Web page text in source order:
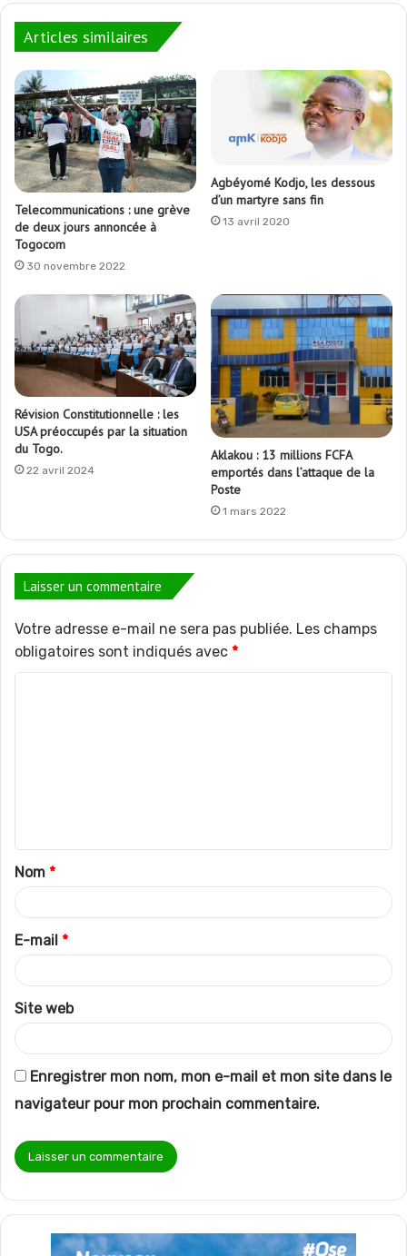
Articles similaires
Telecommunications : une grève
de deux jours annoncée à
Togocom
30 novembre 2022
Agbéyomé Kodjo, les dessous
d’un martyre sans fin
13 avril 2020
Révision Constitutionnelle : les
USA préoccupés par la situation
du Togo.
22 avril 2024
Aklakou : 13 millions FCFA
emportés dans l’attaque de la
Poste
1 mars 2022
Laisser un commentaire
Votre adresse e-mail ne sera pas publiée. Les champs
obligatoires sont indiqués avec *
t
a
i
r
e
*
Nom *
E-mail *
Site web
Enregistrer mon nom, mon e-mail et mon site dans le
navigateur pour mon prochain commentaire.